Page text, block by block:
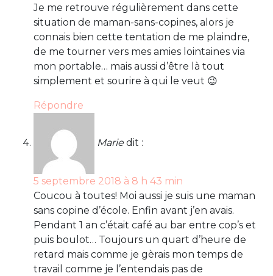
Je me retrouve régulièrement dans cette
situation de maman-sans-copines, alors je
connais bien cette tentation de me plaindre,
de me tourner vers mes amies lointaines via
mon portable… mais aussi d’être là tout
simplement et sourire à qui le veut 😉
Répondre
Marie dit :
5 septembre 2018 à 8 h 43 min
Coucou à toutes! Moi aussi je suis une maman
sans copine d’école. Enfin avant j’en avais.
Pendant 1 an c’était café au bar entre cop’s et
puis boulot… Toujours un quart d’heure de
retard mais comme je gèrais mon temps de
travail comme je l’entendais pas de